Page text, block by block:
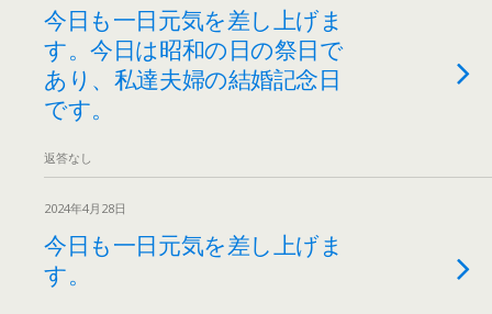
今日も一日元気を差し上げま
す。今日は昭和の日の祭日で
あり、私達夫婦の結婚記念日
です。
返答なし
2024年4月28日
今日も一日元気を差し上げま
す。